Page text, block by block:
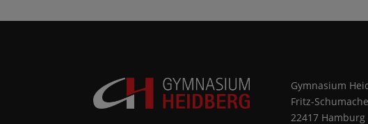
Gymnasium
Fritz-
22417 Hamburg